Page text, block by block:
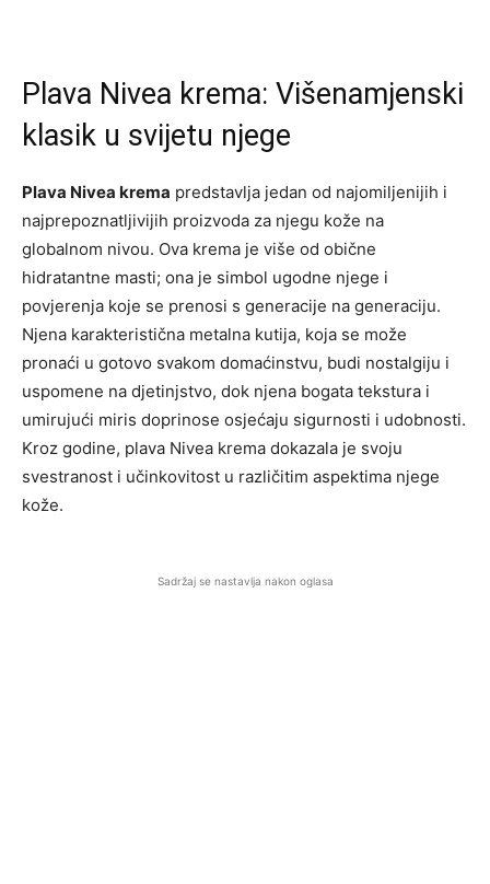
Plava Nivea krema: Višenamjenski
klasik u svijetu njege
Plava Nivea krema predstavlja jedan od najomiljenijih i
najprepoznatljivijih proizvoda za njegu kože na
globalnom nivou. Ova krema je više od obične
hidratantne masti; ona je simbol ugodne njege i
povjerenja koje se prenosi s generacije na generaciju.
Njena karakteristična metalna kutija, koja se može
pronaći u gotovo svakom domaćinstvu, budi nostalgiju i
uspomene na djetinjstvo, dok njena bogata tekstura i
umirujući miris doprinose osjećaju sigurnosti i udobnosti.
Kroz godine, plava Nivea krema dokazala je svoju
svestranost i učinkovitost u različitim aspektima njege
kože.
Sadržaj se nastavlja nakon oglasa